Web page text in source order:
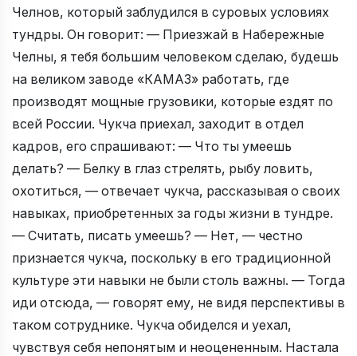
Челнов, который заблудился в суровых условиях
тундры. Он говорит: — Приезжай в Набережные
Челны, я тебя большим человеком сделаю, будешь
на великом заводе «КАМАЗ» работать, где
производят мощные грузовики, которые ездят по
всей России. Чукча приехал, заходит в отдел
кадров, его спрашивают: — Что ты умеешь
делать? — Белку в глаз стрелять, рыбу ловить,
охотиться, — отвечает чукча, рассказывая о своих
навыках, приобретенных за годы жизни в тундре.
— Считать, писать умеешь? — Нет, — честно
признается чукча, поскольку в его традиционной
культуре эти навыки не были столь важны. — Тогда
иди отсюда, — говорят ему, не видя перспективы в
таком сотруднике. Чукча обиделся и уехал,
чувствуя себя непонятым и неоцененным. Настала